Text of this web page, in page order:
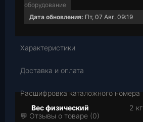
оборудование
Дата обновления: Пт, 07 Авг. 09:19
Характеристики
Доставка и оплата
Расшифровка каталожного номера
💬 Отзывы о товаре (0)
Вес физический 2 кг